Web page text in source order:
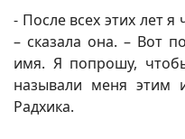
- После всех этих лет
– сказала она. – Вот
имя. Я попрошу,
называли меня этим
Радхика.